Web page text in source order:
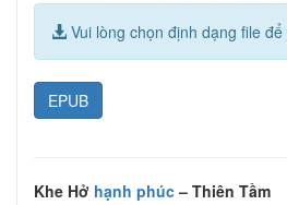
Vui lòng chọn định dạng file
EPUB
Khe Hở hạnh phúc– Thiên Tầm